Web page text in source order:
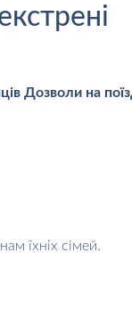
Дозволи на
їхніх сімей.